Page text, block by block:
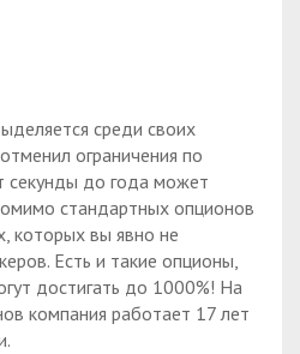
среди своих
ограничения по
секунды до года может
стандартных опционов
которых вы явно не
Есть и такие опционы,
достигать до 1000%! На
компания работает 17 лет